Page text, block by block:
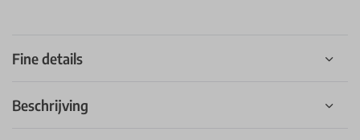
Fine details
Beschrijving